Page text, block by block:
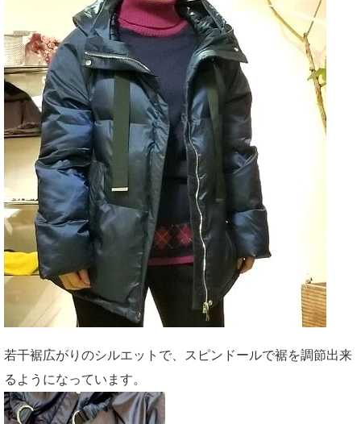
若干裾広がりのシルエットで、スピンドールで裾を調節出来
るようになっています。